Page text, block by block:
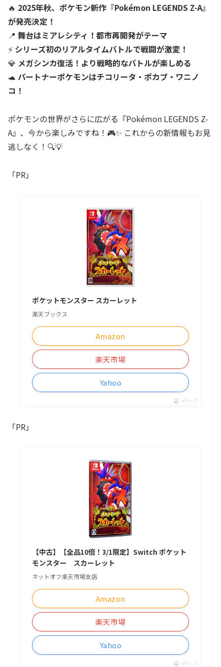
🔥 2025年秋、ポケモン新作『Pokémon LEGENDS Z-A』
が発売決定！
📍 舞台はミアレシティ！都市再開発がテーマ
⚡ シリーズ初のリアルタイムバトルで戦闘が激変！
💎 メガシンカ復活！より戦略的なバトルが楽しめる
🐢 パートナーポケモンはチコリータ・ポカブ・ワニノ
コ！
ポケモンの世界がさらに広がる『Pokémon LEGENDS Z-
A』、今から楽しみですね！🎮✨ これからの新情報もお見
逃しなく！🔍💡
「PR」
ポケットモンスター スカーレット
楽天ブックス
Amazon
楽天市場
Yahoo
ポチップ
「PR」
【中古】【全品10倍！3/1限定】Switch ポケット
モンスター スカーレット
ネットオフ楽天市場支店
Amazon
楽天市場
Yahoo
ポチップ